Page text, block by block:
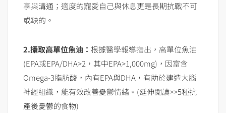
享與溝通；適度的寵愛自己與休息更是長期抗戰不可
或缺的。
2.攝取高單位魚油： 根據醫學報導指出，高單位魚油
(EPA或EPA/DHA>2，其中EPA>1,000mg)，因富含
Omega-3脂肪酸，內有EPA與DHA，有助於建造大腦
神經組織，能有效改善憂鬱情緒。(延伸閱讀>>5種抗
產後憂鬱的食物)